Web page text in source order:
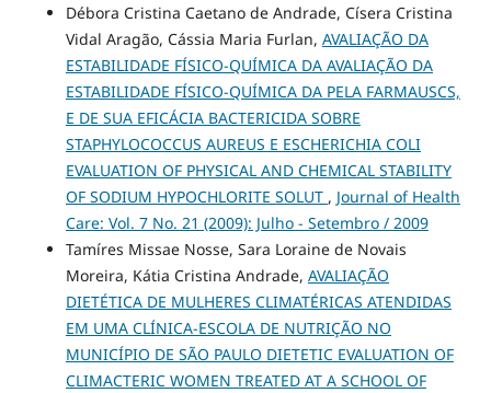
Débora Cristina Caetano de Andrade, Císera Cristina
Vidal Aragão, Cássia Maria Furlan, AVALIAÇÃO DA
ESTABILIDADE FÍSICO-QUÍMICA DA AVALIAÇÃO DA
ESTABILIDADE FÍSICO-QUÍMICA DA PELA FARMAUSCS,
E DE SUA EFICÁCIA BACTERICIDA SOBRE
STAPHYLOCOCCUS AUREUS E ESCHERICHIA COLI
EVALUATION OF PHYSICAL AND CHEMICAL STABILITY
OF SODIUM HYPOCHLORITE SOLUT , Journal of Health
Care: Vol. 7 No. 21 (2009): Julho - Setembro / 2009
Tamíres Missae Nosse, Sara Loraine de Novais
Moreira, Kátia Cristina Andrade, AVALIAÇÃO
DIETÉTICA DE MULHERES CLIMATÉRICAS ATENDIDAS
EM UMA CLÍNICA-ESCOLA DE NUTRIÇÃO NO
MUNICÍPIO DE SÃO PAULO DIETETIC EVALUATION OF
CLIMACTERIC WOMEN TREATED AT A SCHOOL OF